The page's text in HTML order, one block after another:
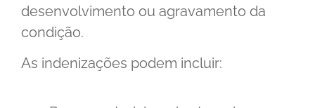
desenvolvimento ou agravamento da
condição.
As indenizações podem incluir: